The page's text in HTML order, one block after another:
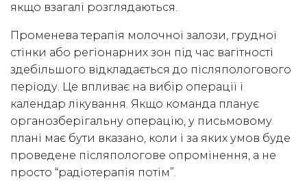
якщо взагалі розглядаються.
Променева терапія молочної залози, грудної
стінки або регіонарних зон під час вагітності
здебільшого відкладається до післяпологового
періоду. Це впливає на вибір операції і
календар лікування. Якщо команда планує
органозберігальну операцію, у письмовому
плані має бути вказано, коли і за яких умов буде
проведене післяпологове опромінення, а не
просто “радіотерапія потім”.